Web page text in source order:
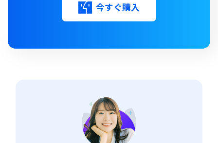
今すぐ購入